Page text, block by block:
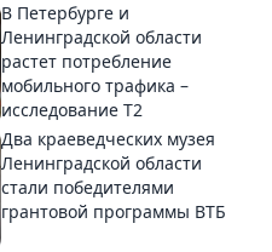
В Петербурге и
Ленинградской области
растет потребление
мобильного трафика –
исследование T2
Два краеведческих музея
Ленинградской области
стали победителями
грантовой программы ВТБ